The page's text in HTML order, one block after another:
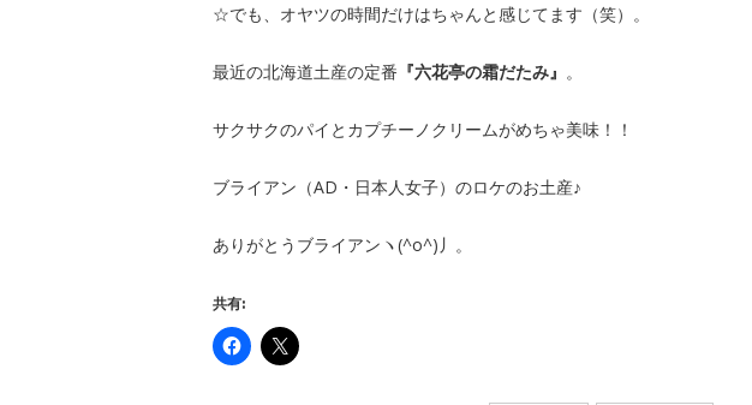
☆でも、オヤツの時間だけはちゃんと感じてます（笑）。
最近の北海道土産の定番 『六花亭の霜だたみ』 。
サクサクのパイとカプチーノクリームがめちゃ美味！！
ブライアン（AD・日本人女子）のロケのお土産♪
ありがとうブライアンヽ(^o^)丿。
共有: